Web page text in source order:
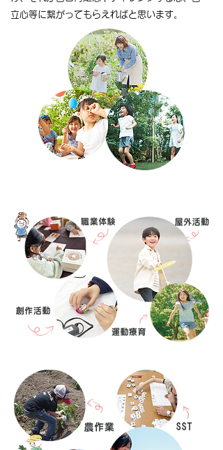
立心等に繋がってもらえればと思います。